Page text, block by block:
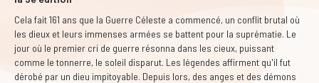
Cela fait 161 ans que la Guerre Céleste a commencé, un conflit brutal où
les dieux et leurs immenses armées se battent pour la suprématie. Le
jour où le premier cri de guerre résonna dans les cieux, puissant
comme le tonnerre, le soleil disparut. Les légendes affirment qu'il fut
dérobé par un dieu impitoyable. Depuis lors, des anges et des démons